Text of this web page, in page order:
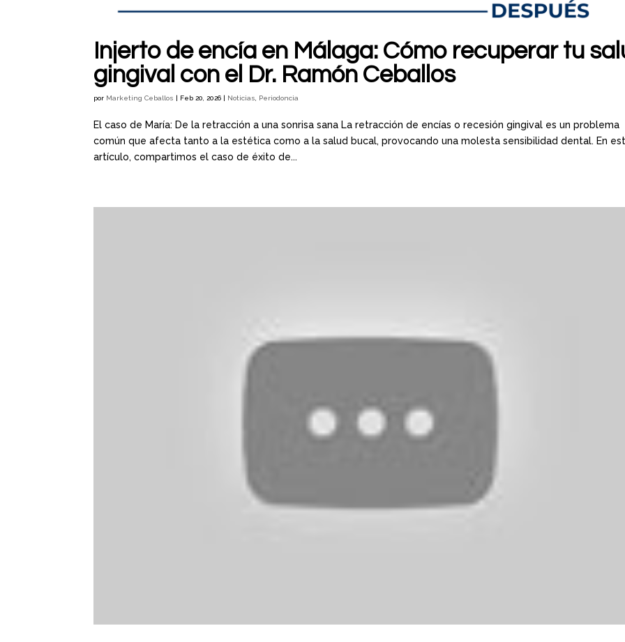
Injerto de encía en Málaga: Cómo recuperar tu
gingival con el Dr. Ramón Ceballos
por Marketing Ceballos | Feb 20, 2026 | Noticias Periodoncia
El caso de María: De la retracción a una sonrisa sana La retracción de encías o recesión gingival es un problema
común que afecta tanto a la estética como a la salud bucal, provocando una molesta sensibilidad dental. En
artículo, compartimos el caso de éxito de...